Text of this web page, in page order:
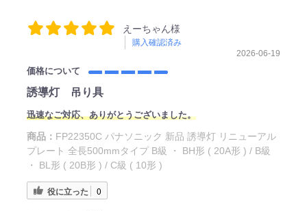
えーちゃん様
購入確認済み
2026-06-19
価格について
誘導灯 吊り具
迅速なご対応、ありがとうございました。
商品： FP22350C パナソニック 新品 誘導灯 リニューアル
プレート 全長500mmタイプ B級 ・ BH形 ( 20A形 ) / B級
・ BL形 ( 20B形 ) / C級 ( 10形 )
役に立った 0